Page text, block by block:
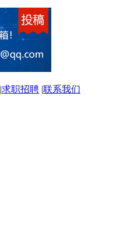
|求职招聘 |联系我们